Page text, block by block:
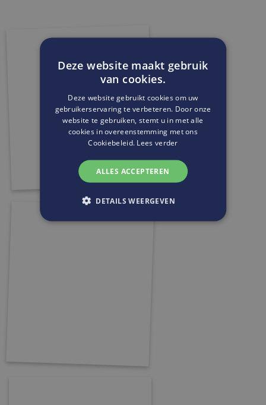
Deze website maakt gebruik
van cookies.
Deze website gebruikt cookies om uw
gebruikerservaring te verbeteren. Door onze
website te gebruiken, stemt u in met alle
cookies in overeenstemming met ons
Cookiebeleid. Lees verder
ALLES ACCEPTEREN
DETAILS WEERGEVEN